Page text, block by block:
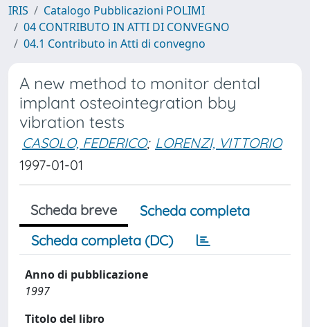
IRIS
Catalogo Pubblicazioni POLIMI
04 CONTRIBUTO IN ATTI DI CONVEGNO
04.1 Contributo in Atti di convegno
A new method to monitor dental
implant osteointegration bby
vibration tests
CASOLO, FEDERICO; LORENZI, VITTORIO
1997-01-01
Scheda breve
Scheda completa
Scheda completa (DC)
Anno di pubblicazione
1997
Titolo del libro